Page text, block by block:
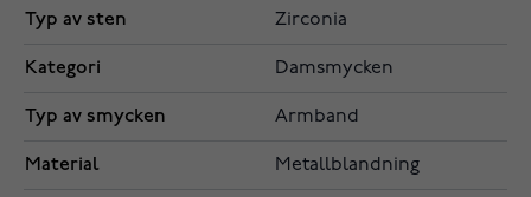
Typ av sten Zirconia
Kategori Damsmycken
Typ av smycken Armband
Material Metallblandning